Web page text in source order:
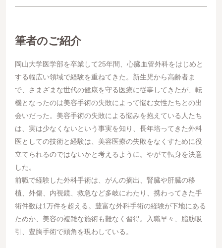
筆者のご紹介
岡山大学医学部を卒業して25年間、心臓血管外科をはじめと
する幅広い領域で経験を重ねてきた。新生児から高齢者ま
で、さまざまな世代の健康を守る医療に従事してきたが、転
機となったのは美容手術の失敗によって悩む女性たちとの出
会いだった。美容手術の失敗による悩みを抱えている人たち
は、実は少なくないという事実を知り、長年培ってきた外科
医としての技術と経験は、美容医療の失敗をなくすために役
立てられるのではないかと考えるように。やがて転身を決意
した。
前職で経験した外科手術は、がんの摘出、腎臓や肝臓の移
植、外傷、内視鏡、救急など多岐にわたり、携わってきた手
術件数は1万件を超える。豊富な外科手術の経験が下地にある
ためか、美容の複雑な施術も難なく習得。入職早々、脂肪吸
引、豊胸手術で頭角を現わしている。